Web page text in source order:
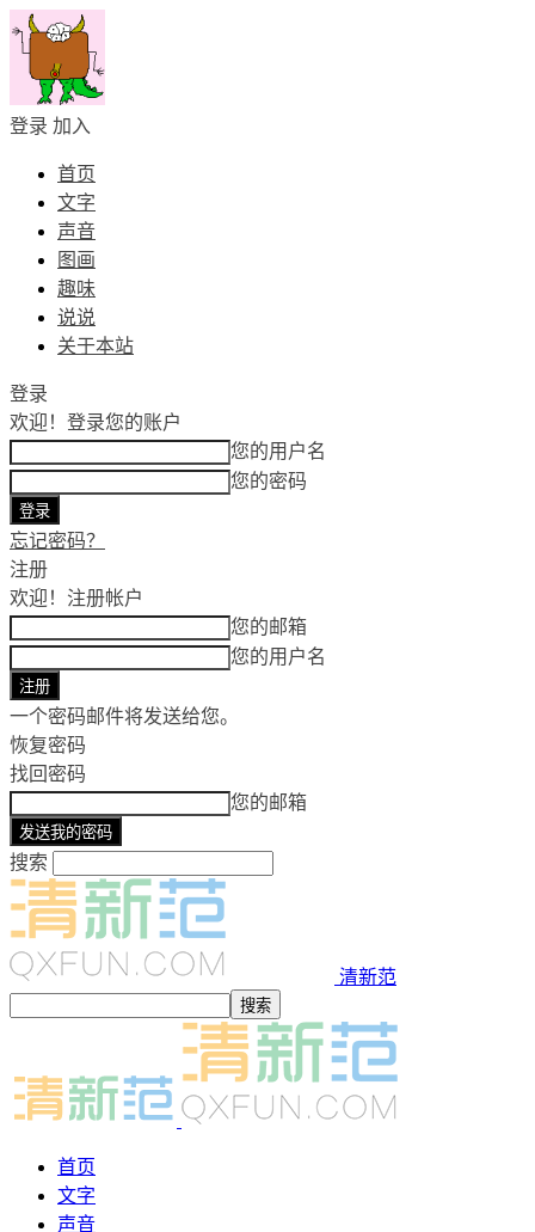
登录 加入
首页
文字
声音
图画
趣味
说说
关于本站
登录
欢迎！ 登录您的账户
您的用户名
您的密码
忘记密码？
注册
欢迎！ 注册帐户
您的邮箱
您的用户名
一个密码邮件将发送给您。
恢复密码
找回密码
您的邮箱
搜索
清新范
首页
文字
声音